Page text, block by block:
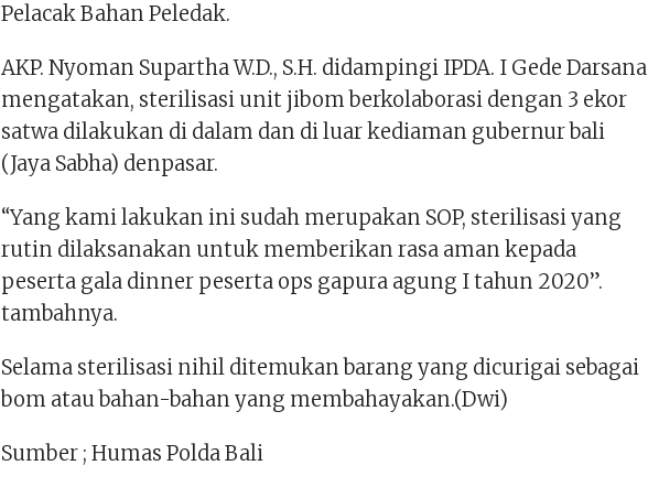
Pelacak Bahan Peledak.
AKP. Nyoman Supartha W.D., S.H. didampingi IPDA. I Gede Darsana
mengatakan, sterilisasi unit jibom berkolaborasi dengan 3 ekor
satwa dilakukan di dalam dan di luar kediaman gubernur bali
(Jaya Sabha) denpasar.
“Yang kami lakukan ini sudah merupakan SOP, sterilisasi yang
rutin dilaksanakan untuk memberikan rasa aman kepada
peserta gala dinner peserta ops gapura agung I tahun 2020”.
tambahnya.
Selama sterilisasi nihil ditemukan barang yang dicurigai sebagai
bom atau bahan-bahan yang membahayakan.(Dwi)
Sumber ; Humas Polda Bali